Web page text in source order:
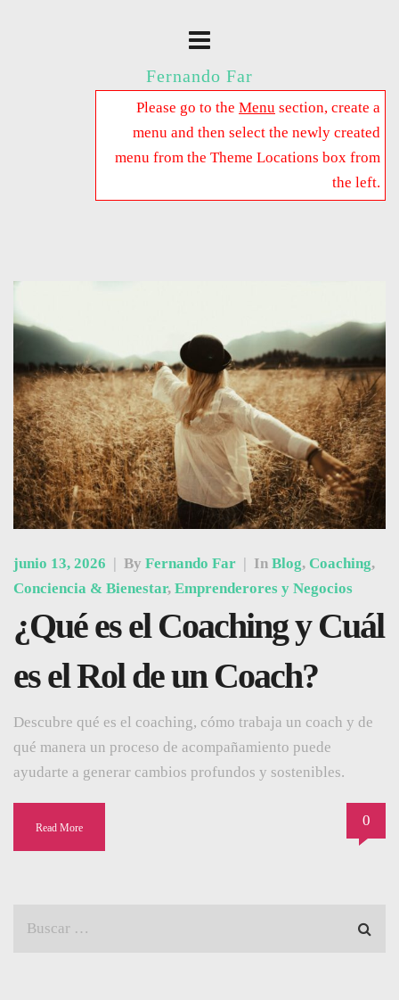
Fernando Far
Please go to the Menu section, create a
menu and then select the newly created
menu from the Theme Locations box from
the left.
junio 13, 2026 | By Fernando Far | In Blog, Coaching,
Conciencia & Bienestar, Emprenderores y Negocios
¿Qué es el Coaching y Cuál
es el Rol de un Coach?
Descubre qué es el coaching, cómo trabaja un coach y de
qué manera un proceso de acompañamiento puede
ayudarte a generar cambios profundos y sostenibles.
Read More 0